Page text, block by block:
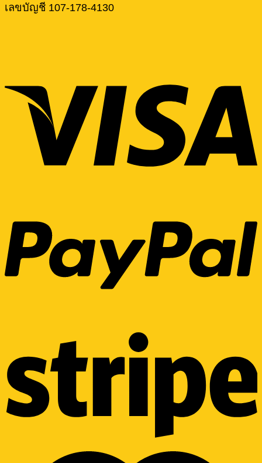
เลขบัญชี 107-178-4130